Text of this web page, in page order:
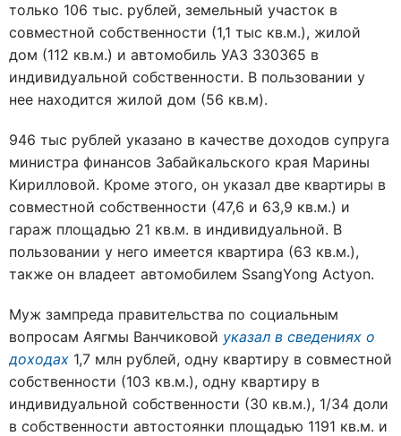
только 106 тыс. рублей, земельный участок в
совместной собственности (1,1 тыс кв.м.), жилой
дом (112 кв.м.) и автомобиль УАЗ 330365 в
индивидуальной собственности. В пользовании у
нее находится жилой дом (56 кв.м).
946 тыс рублей указано в качестве доходов супруга
министра финансов Забайкальского края Марины
Кирилловой. Кроме этого, он указал две квартиры в
совместной собственности (47,6 и 63,9 кв.м.) и
гараж площадью 21 кв.м. в индивидуальной. В
пользовании у него имеется квартира (63 кв.м.),
также он владеет автомобилем SsangYong Actyon.
Муж зампреда правительства по социальным
вопросам Аягмы Ванчиковой указал в сведениях о
доходах 1,7 млн рублей, одну квартиру в совместной
собственности (103 кв.м.), одну квартиру в
индивидуальной собственности (30 кв.м.), 1/34 доли
в собственности автостоянки площадью 1191 кв.м. и